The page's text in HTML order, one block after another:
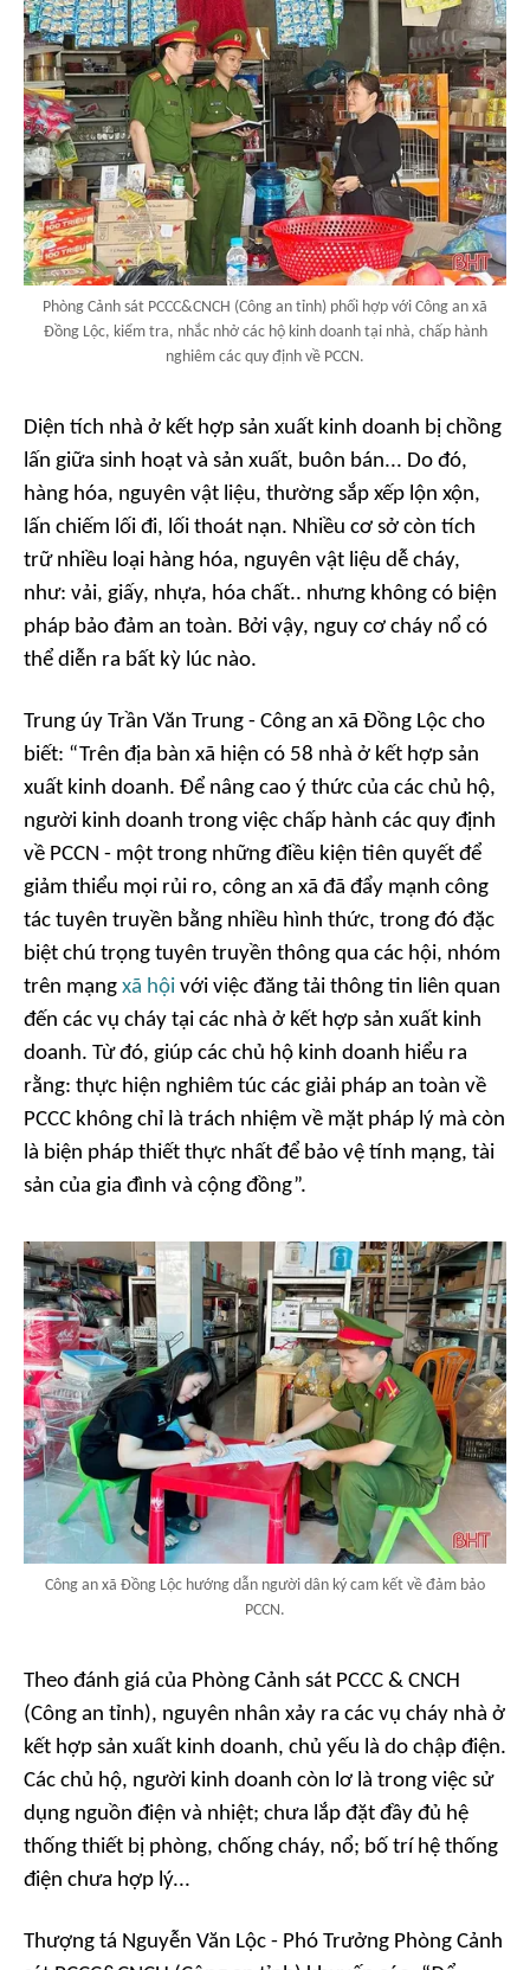
Phòng Cảnh sát PCCC&CNCH (Công an tỉnh) phối hợp với Công an xã
Đồng Lộc, kiểm tra, nhắc nhở các hộ kinh doanh tại nhà, chấp hành
nghiêm các quy định về PCCN.
Diện tích nhà ở kết hợp sản xuất kinh doanh bị chồng
lấn giữa sinh hoạt và sản xuất, buôn bán... Do đó,
hàng hóa, nguyên vật liệu, thường sắp xếp lộn xộn,
lấn chiếm lối đi, lối thoát nạn. Nhiều cơ sở còn tích
trữ nhiều loại hàng hóa, nguyên vật liệu dễ cháy,
như: vải, giấy, nhựa, hóa chất.. nhưng không có biện
pháp bảo đảm an toàn. Bởi vậy, nguy cơ cháy nổ có
thể diễn ra bất kỳ lúc nào.
Trung úy Trần Văn Trung - Công an xã Đồng Lộc cho
biết: “Trên địa bàn xã hiện có 58 nhà ở kết hợp sản
xuất kinh doanh. Để nâng cao ý thức của các chủ hộ,
người kinh doanh trong việc chấp hành các quy định
về PCCN - một trong những điều kiện tiên quyết để
giảm thiểu mọi rủi ro, công an xã đã đẩy mạnh công
tác tuyên truyền bằng nhiều hình thức, trong đó đặc
biệt chú trọng tuyên truyền thông qua các hội, nhóm
trên mạng xã hội với việc đăng tải thông tin liên quan
đến các vụ cháy tại các nhà ở kết hợp sản xuất kinh
doanh. Từ đó, giúp các chủ hộ kinh doanh hiểu ra
rằng: thực hiện nghiêm túc các giải pháp an toàn về
PCCC không chỉ là trách nhiệm về mặt pháp lý mà còn
là biện pháp thiết thực nhất để bảo vệ tính mạng, tài
sản của gia đình và cộng đồng”.
Công an xã Đồng Lộc hướng dẫn người dân ký cam kết về đảm bảo
PCCN.
Theo đánh giá của Phòng Cảnh sát PCCC & CNCH
(Công an tỉnh), nguyên nhân xảy ra các vụ cháy nhà ở
kết hợp sản xuất kinh doanh, chủ yếu là do chập điện.
Các chủ hộ, người kinh doanh còn lơ là trong việc sử
dụng nguồn điện và nhiệt; chưa lắp đặt đầy đủ hệ
thống thiết bị phòng, chống cháy, nổ; bố trí hệ thống
điện chưa hợp lý...
Thượng tá Nguyễn Văn Lộc - Phó Trưởng Phòng Cảnh